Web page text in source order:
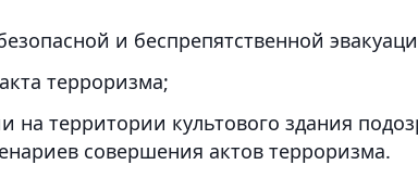
и беспрепятственной
терроризма;
на территории культового здания
совершения актов терроризма.